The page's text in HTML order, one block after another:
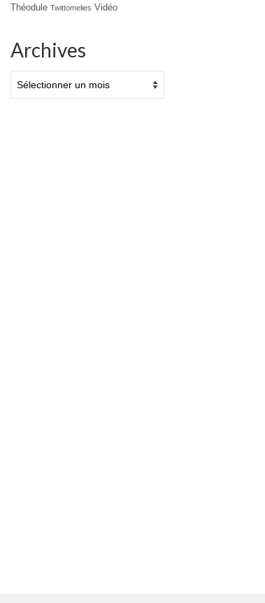
Théodule Twittomelies Vidéo
Archives